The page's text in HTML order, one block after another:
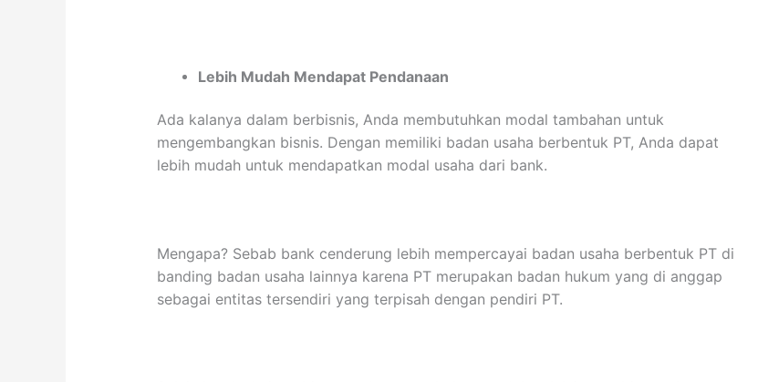
Lebih Mudah Mendapat Pendanaan
Ada kalanya dalam berbisnis, Anda membutuhkan modal tambahan untuk
mengembangkan bisnis. Dengan memiliki badan usaha berbentuk PT, Anda dapat
lebih mudah untuk mendapatkan modal usaha dari bank.
Mengapa? Sebab bank cenderung lebih mempercayai badan usaha berbentuk PT di
banding badan usaha lainnya karena PT merupakan badan hukum yang di anggap
sebagai entitas tersendiri yang terpisah dengan pendiri PT.